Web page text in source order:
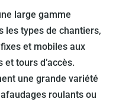
large gamme
les types de chantiers,
et mobiles aux
tours d’accès.
une grande variété
roulants ou